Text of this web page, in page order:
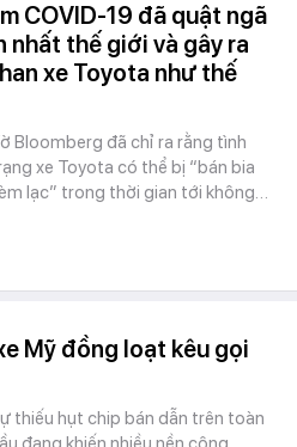
COVID-19 đã quật ngã
nhất thế giới và gây ra
xe Toyota như thế
Bloomberg đã chỉ ra rằng tình
xe Toyota có thể bị “bán bia
lạc” trong thời gian tới không…
Mỹ đồng loạt kêu gọi
thiếu hụt chip bán dẫn trên toàn